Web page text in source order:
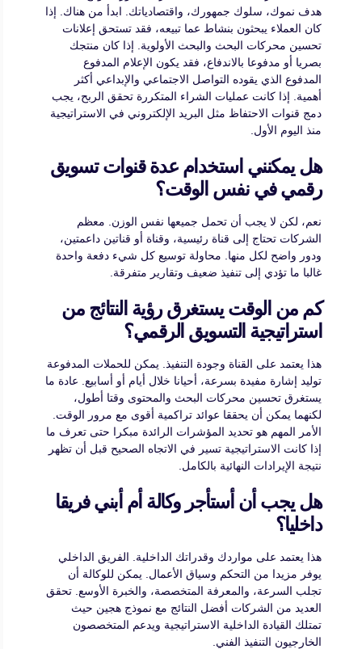
هدف نموك، سلوك جمهورك، واقتصادياتك. ابدأ من هناك. إذا
كان العملاء يبحثون بنشاط عما تبيعه، فقد تستحق إعلانات
تحسين محركات البحث والبحث الأولوية. إذا كان منتجك
بصريا أو مدفوعا بالاندفاع، فقد يكون الإعلام المدفوع
المدفوع الذي يقوده التواصل الاجتماعي والإبداعي أكثر
أهمية. إذا كانت عمليات الشراء المتكررة تحقق الربح، يجب
دمج قنوات الاحتفاظ مثل البريد الإلكتروني في الاستراتيجية
منذ اليوم الأول.
هل يمكنني استخدام عدة قنوات تسويق
رقمي في نفس الوقت؟
نعم، لكن لا يجب أن تحمل جميعها نفس الوزن. معظم
الشركات تحتاج إلى قناة رئيسية، وقناة أو قناتين داعمتين،
ودور واضح لكل منها. محاولة توسيع كل شيء دفعة واحدة
غالبا ما تؤدي إلى تنفيذ ضعيف وتقارير متفرقة.
كم من الوقت يستغرق رؤية النتائج من
استراتيجية التسويق الرقمي؟
هذا يعتمد على القناة وجودة التنفيذ. يمكن للحملات المدفوعة
توليد إشارة مفيدة بسرعة، أحيانا خلال أيام أو أسابيع. عادة ما
يستغرق تحسين محركات البحث والمحتوى وقتا أطول،
لكنهما يمكن أن يحققا عوائد تراكمية أقوى مع مرور الوقت.
الأمر المهم هو تحديد المؤشرات الرائدة مبكرا حتى تعرف ما
إذا كانت الاستراتيجية تسير في الاتجاه الصحيح قبل أن تظهر
نتيجة الإيرادات النهائية بالكامل.
هل يجب أن أستأجر وكالة أم أبني فريقا
داخليا؟
هذا يعتمد على مواردك وقدراتك الداخلية. الفريق الداخلي
يوفر مزيدا من التحكم وسياق الأعمال. يمكن للوكالة أن
تجلب السرعة، والمعرفة المتخصصة، والخبرة الأوسع. تحقق
العديد من الشركات أفضل النتائج مع نموذج هجين حيث
تمتلك القيادة الداخلية الاستراتيجية ويدعم المتخصصون
الخارجيون التنفيذ الفني.